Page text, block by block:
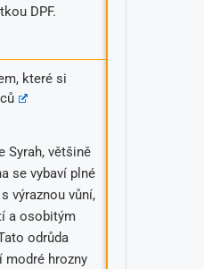
DPF.
které si
Syrah, většině
se vybaví plné
výraznou vůní,
a osobitým
odrůda
modré hrozny